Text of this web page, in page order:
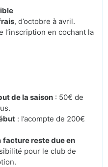
, d’octobre à avril.
l’inscription en cochant la
de la saison : 50€ de
: l’acompte de 200€
facture reste due en
pour le club de